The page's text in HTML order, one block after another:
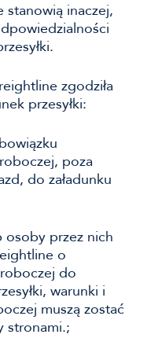
stanowią inaczej,
zgodziła
przesyłki:
poza
do załadunku
osoby przez nich
o
do
warunki i
muszą zostać
stronami.;